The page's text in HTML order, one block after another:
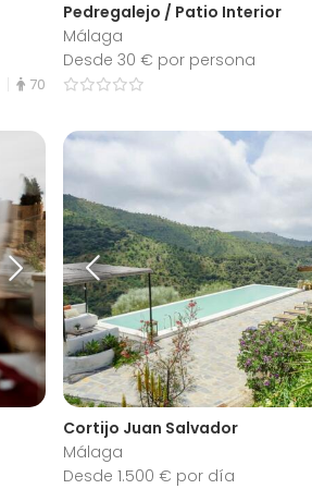
70
Pedregalejo / Patio Interior
Málaga
Desde 30 € por persona
Cortijo Juan Salvador
Málaga
Desde 1.500 € por día